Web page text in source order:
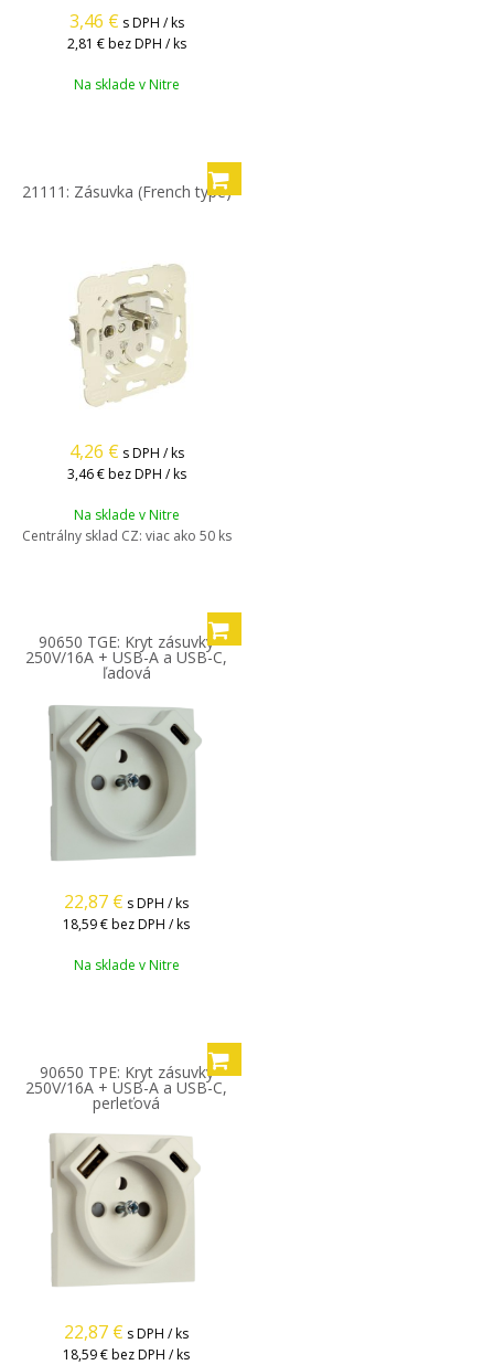
3,46 € s DPH / ks
2,81 € bez DPH / ks
Na sklade v Nitre
21111: Zásuvka (French type)
4,26 € s DPH / ks
3,46 € bez DPH / ks
Na sklade v Nitre
Centrálny sklad CZ: viac ako 50 ks
90650 TGE: Kryt zásuvky
250V/16A + USB-A a USB-C,
ľadová
22,87 € s DPH / ks
18,59 €bez DPH / ks
Na sklade v Nitre
90650 TPE: Kryt zásuvky
250V/16A + USB-A a USB-C,
perleťová
22,87 € s DPH / ks
18,59 €bez DPH / ks